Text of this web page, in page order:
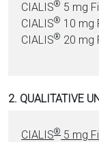
CIALIS® 5 mg
CIALIS® 10 mg
CIALIS® 20 mg
2. QUALITATIVE
CIALIS®5 mg